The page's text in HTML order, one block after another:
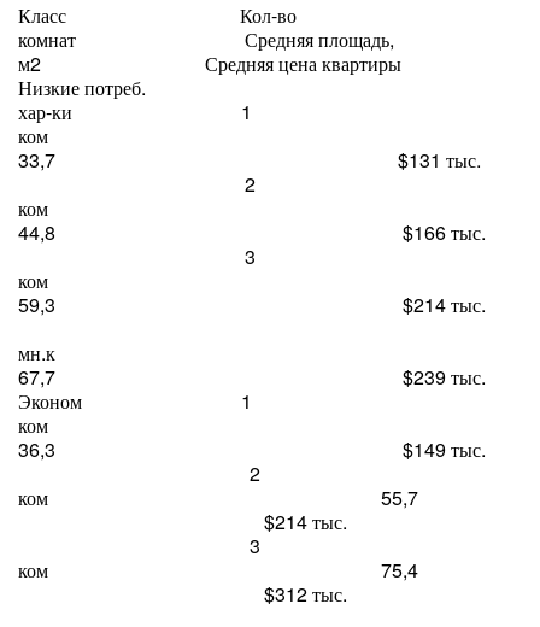
Класс Кол-во
комнат Средняя площадь,
м2 Средняя цена квартиры
Низкие потреб.
хар-ки 1
ком
33,7 $131 тыс.
2
ком
44,8 $166 тыс.
3
ком
59,3 $214 тыс.
мн.к
67,7 $239 тыс.
Эконом 1
ком
36,3 $149 тыс.
2
ком 55,7
$214 тыс.
3
ком 75,4
$312 тыс.